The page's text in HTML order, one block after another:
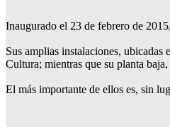
Inaugurado el 23 de febrero de
Sus amplias instalaciones,
Cultura; mientras que su planta
El más importante de ellos es, sin